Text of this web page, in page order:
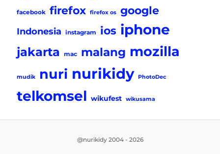
facebook firefox firefox os google
Indonesia instagram ios iphone
jakarta mac malang mozilla
mudik nuri nurikidy PhotoDec
telkomsel wikufest wikusama
@nurikidy 2004 - 2026